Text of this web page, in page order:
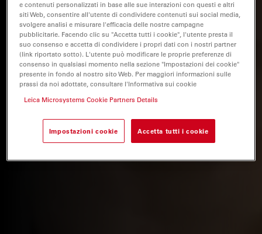
e contenuti personalizzati in base alle sue interazioni con questi e altri
siti Web, consentire all'utente di condividere contenuti sui social media,
svolgere analisi e misurare l'efficacia delle nostre campagne
pubblicitarie. Facendo clic su "Accetta tutti i cookie", l'utente presta il
suo consenso e accetta di condividere i propri dati con i nostri partner
(link riportato sotto). L'utente può modificare le proprie preferenze di
consenso in qualsiasi momento nella sezione "Impostazioni dei cookie"
presente in fondo al nostro sito Web. Per maggiori informazioni sulle
prassi da noi adottate, consultare l'Informativa sui cookie
Leica Microsystems Cookie Partners Details
Impostazioni cookie Accetta tutti i cookie